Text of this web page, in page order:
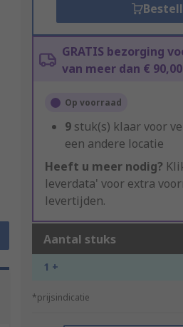
GRATIS bezorging
van meer dan € 90,00
Op voorraad
9 stuk(s) klaar voor
een andere locatie
Heeft u meer nodig?
leverdata' voor extra
levertijden.
Aantal stuks
1 +
*prijsindicatie